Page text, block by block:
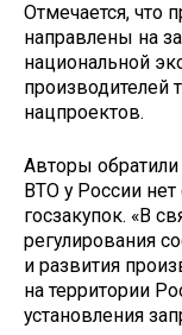
Отмечается, что
направлены на
национальной
производителей
нацпроектов.
Авторы
ВТО у России нет
госзакупок. «В
регулирования
и развития
на территории
установления